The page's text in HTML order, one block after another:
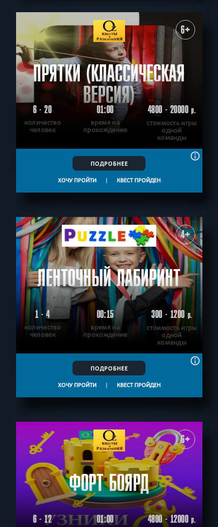
6+
ПРЯТКИ (КЛАССИЧЕСКАЯ
ВЕРСИЯ)
6 - 20
количество
человек
01:00
время на
прохождение
4800 - 20000р.
стоимость игры
одной
команды
ПОДРОБНЕЕ
ХОЧУ ПРОЙТИ | КВЕСТ ПРОЙДЕН
4+
ЛЕНТОЧНЫЙ ЛАБИРИНТ
1 - 4
количество
человек
00:15
время на
прохождение
300 - 1200 р.
стоимость игры
одной
команды
ПОДРОБНЕЕ
ХОЧУ ПРОЙТИ | КВЕСТ ПРОЙДЕН
6+
ФОРТ БОЯРД
6 - 12 01:00 4800 - 12000р.